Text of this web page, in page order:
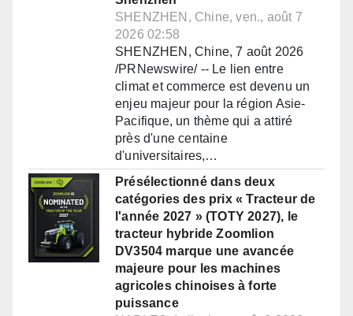
SHENZHEN, Chine, ven., août 7
2026 02:58
SHENZHEN, Chine, 7 août 2026
/PRNewswire/ -- Le lien entre
climat et commerce est devenu un
enjeu majeur pour la région Asie-
Pacifique, un thème qui a attiré
près d'une centaine
d'universitaires,…
Présélectionné dans deux
catégories des prix « Tracteur de
l'année 2027 » (TOTY 2027), le
tracteur hybride Zoomlion
DV3504 marque une avancée
majeure pour les machines
agricoles chinoises à forte
puissance